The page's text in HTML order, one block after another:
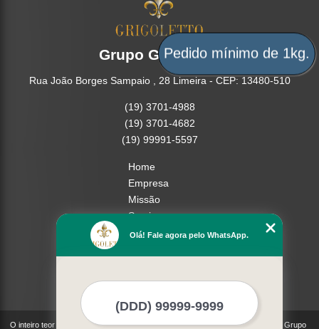
Grupo Grigoletto
Rua João Borges Sampaio , 28 Limeira - CEP: 13480-510
(19) 3701-4988
(19) 3701-4682
(19) 99991-5597
Home
Empresa
Missão
Serviços
Contato
O inteiro teor deste site está sujeito à proteção de direitos autorais. Copyright© Grupo
Olá! Fale agora pelo WhatsApp.
Pedido mínimo de 1kg.